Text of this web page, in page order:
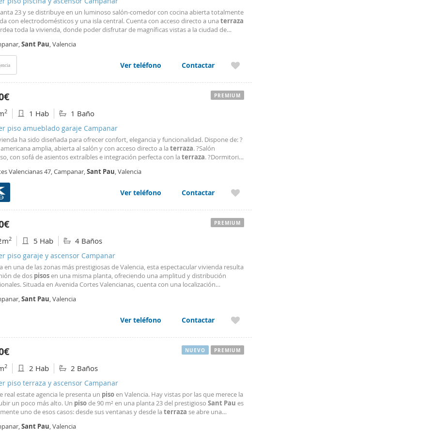
23 y se distribuye en un luminoso salón-comedor con cocina abierta totalmente
con electrodomésticos y una isla central. Cuenta con acceso directo a una terraza
toda la vivienda, donde poder disfrutar de magníficas vistas a la ciudad de
Sant Pau, Valencia
Ver teléfono Contactar
2 1 Hab 1 Baño
piso amueblado garaje Campanar
ha sido diseñada para ofrecer confort, elegancia y funcionalidad. Dispone de: ?
amplia, abierta al salón y con acceso directo a la terraza. ?Salón
con sofá de asientos extraíbles e integración perfecta con la terraza. ?Dormitorio
grande, mobiliario Porcelanosa
Valencianas 47, Campanar,Sant Pau, Valencia
Ver teléfono Contactar
PREMIUM
2 5 Hab 4 Baños
piso garaje y ascensor Campanar
en una de las zonas más prestigiosas de Valencia, esta espectacular vivienda resulta
de dos pisosen una misma planta, ofreciendo una amplitud y distribución
Situada en Avenida Cortes Valencianas, cuenta con una localización
destaca por su amplio salón comedor
Sant Pau, Valencia
Ver teléfono Contactar
PREMIUM
2 2 Hab 2 Baños
piso terraza y ascensor Campanar
real estate agencia le presenta un pisoen Valencia. Hay vistas por las que merece la
un poco más alto. Un pisode 90 m² en una planta 23 del prestigioso Sant Pau es
uno de esos casos: desde sus ventanas y desde la terraza se abre una
y un edificio moderno con ascensor
Sant Pau, Valencia
NUEVO PREMIUM